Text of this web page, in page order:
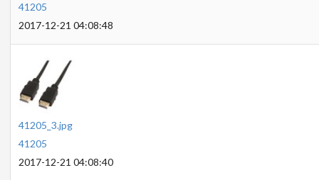
41205
2017-12-21 04:08:48
41205_3.jpg
41205
2017-12-21 04:08:40